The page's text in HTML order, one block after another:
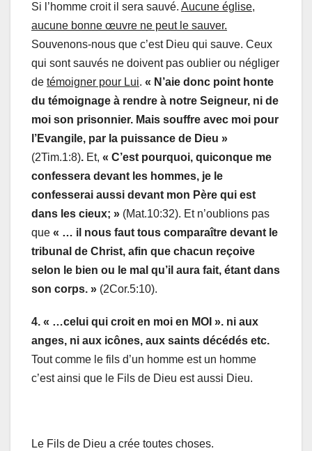
Si l’homme croit il sera sauvé. Aucune église,
aucune bonne œuvre ne peut le sauver.
Souvenons-nous que c’est Dieu qui sauve. Ceux
qui sont sauvés ne doivent pas oublier ou négliger
de témoigner pour Lui. « N’aie donc point honte
du témoignage à rendre à notre Seigneur, ni de
moi son prisonnier. Mais souffre avec moi pour
l’Evangile, par la puissance de Dieu »
(2Tim.1:8). Et, « C’est pourquoi, quiconque me
confessera devant les hommes, je le
confesserai aussi devant mon Père qui est
dans les cieux; » (Mat.10:32). Et n’oublions pas
que « … il nous faut tous comparaître devant le
tribunal de Christ, afin que chacun reçoive
selon le bien ou le mal qu’il aura fait, étant dans
son corps. » (2Cor.5:10).
4. « …celui qui croit en moi en MOI ». ni aux
anges, ni aux icônes, aux saints décédés etc.
Tout comme le fils d’un homme est un homme
c’est ainsi que le Fils de Dieu est aussi Dieu.
Le Fils de Dieu a crée toutes choses.